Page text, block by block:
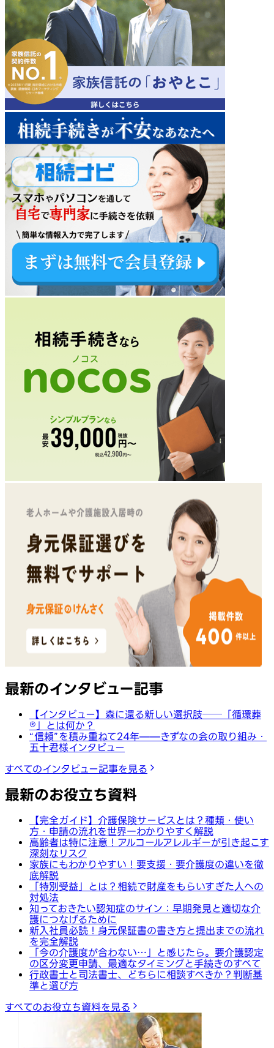
最新のインタビュー記事
【インタビュー】森に還る新しい選択肢──「循環葬
®︎」とは何か？
“信頼”を積み重ねて24年——きずなの会の取り組み・
五十君様インタビュー
すべてのインタビュー記事を見る
最新のお役立ち資料
【完全ガイド】介護保険サービスとは？種類・使い
方・申請の流れを世界一わかりやすく解説
高齢者は特に注意！アルコールアレルギーが引き起こす
深刻なリスク
家族にもわかりやすい！要支援・要介護度の違いを徹
底解説
「特別受益」とは？相続で財産をもらいすぎた人への
対処法
知っておきたい認知症のサイン：早期発見と適切な介
護につなげるために
新入社員必読！身元保証書の書き方と提出までの流れ
を完全解説
「今の介護度が合わない…」と感じたら。要介護認定
の区分変更申請、最適なタイミングと手続きのすべて
行政書士と司法書士、どちらに相談すべきか？判断基
準と選び方
すべてのお役立ち資料を見る